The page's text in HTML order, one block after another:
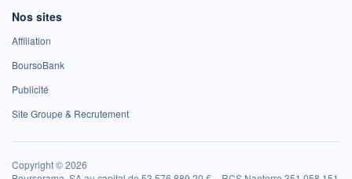
Nos sites
Affiliation
BoursoBank
Publicité
Site Groupe & Recrutement
Copyright © 2026